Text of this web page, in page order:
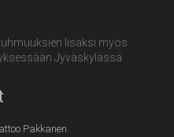
lisäksi myös
Jyväskylässä.
Pakkanen.